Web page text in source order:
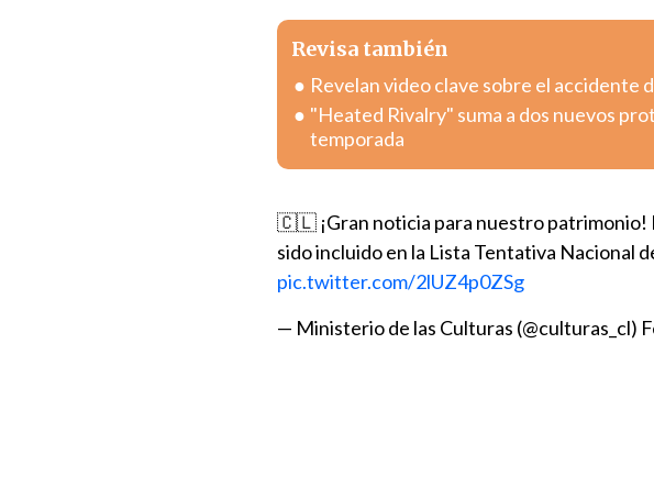
Revisa también
Revelan video clave sobre el accidente
"Heated Rivalry" suma a dos nuevos
temporada
🇨🇱 ¡Gran noticia para nuestro patrimonio!
sido incluido en la Lista Tentativa Nacional
pic.twitter.com/2lUZ4p0ZSg
— Ministerio de las Culturas (@culturas_cl)